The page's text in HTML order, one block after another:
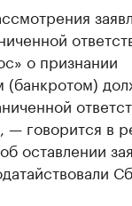
о признании
(банкротом)
— говорится в
оставлении